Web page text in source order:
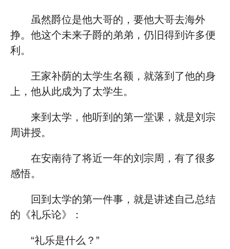
虽然爵位是他大哥的，要他大哥去海外
挣。他这个未来子爵的弟弟，仍旧得到许多便
利。
王家补荫的太学生名额，就落到了他的身
上，他从此成为了太学生。
来到太学，他听到的第一堂课，就是刘宗
周讲授。
在安南待了将近一年的刘宗周，有了很多
感悟。
回到太学的第一件事，就是讲述自己总结
的《礼乐论》：
“礼乐是什么？”